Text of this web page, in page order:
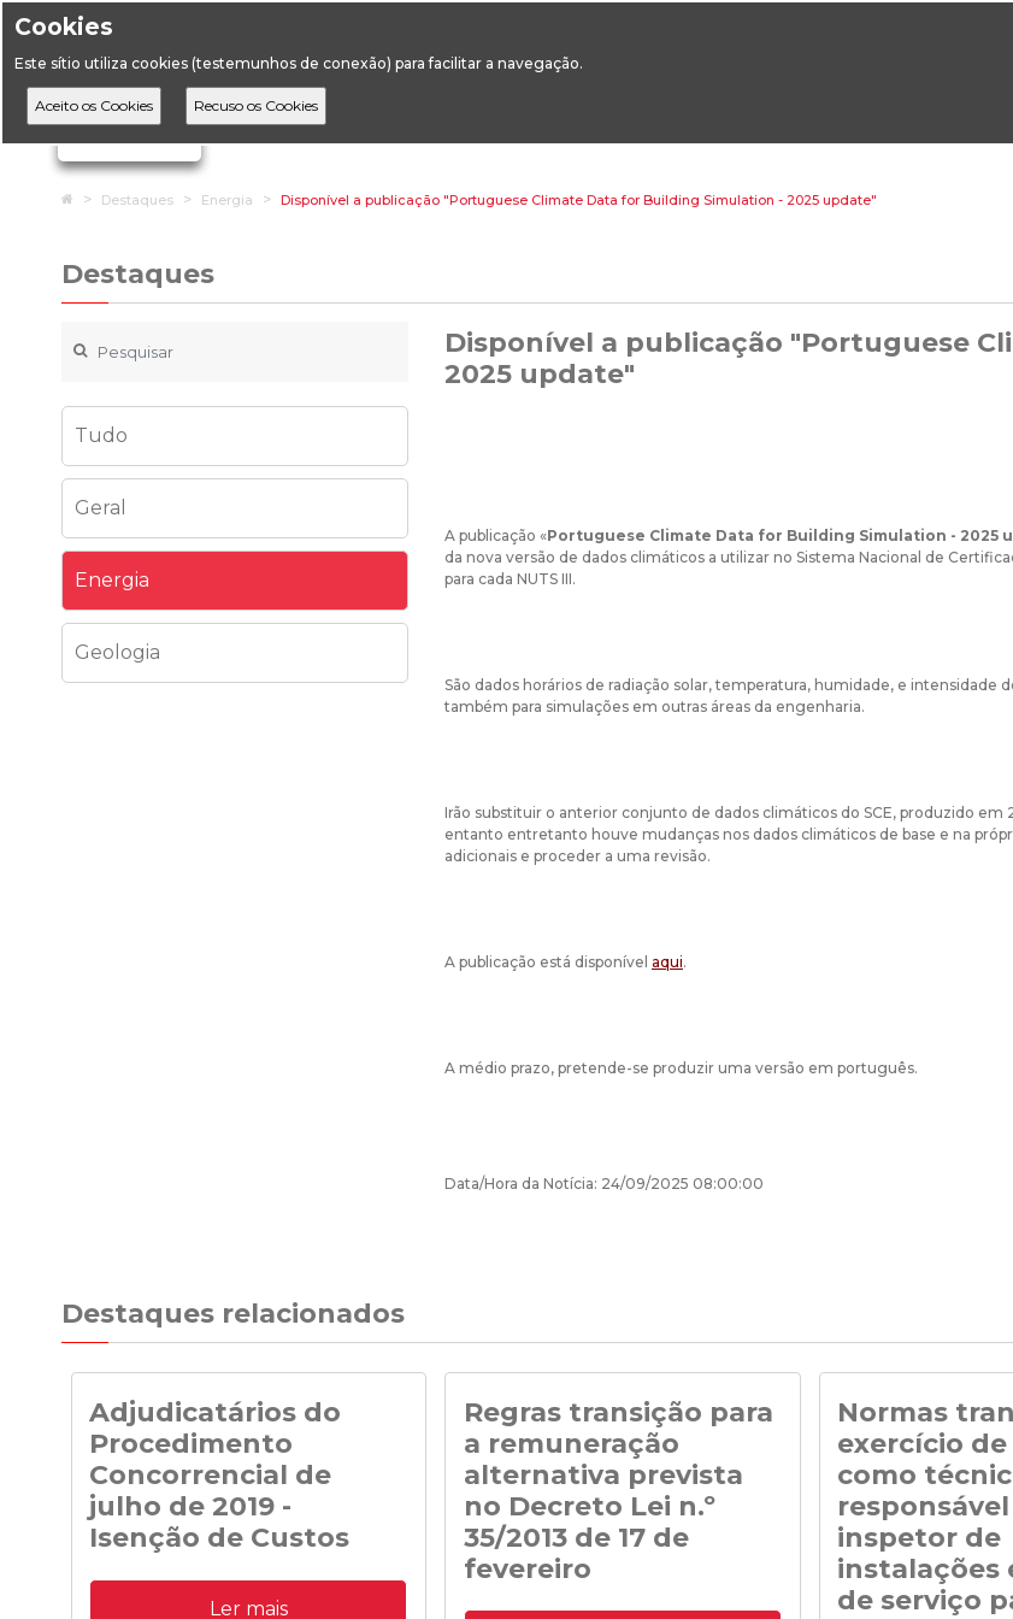
Cookies
Este sítio utiliza cookies (testemunhos de conexão) para facilitar a navegação.
Ignorar links de navegação
HomeDestaques Energia Disponível a publicação "Portuguese Climate Data for Building Simulation - 2025 update"
Destaques
Tudo
Geral
Energia
Geologia
Disponível a publicação "Portuguese
2025 update"
A publicação «Portuguese Climate Data for Building Simulation - 2025
da nova versão de dados climáticos a utilizar no Sistema Nacional de
para cada NUTS III.
São dados horários de radiação solar, temperatura, humidade, e
também para simulações em outras áreas da engenharia.
Irão substituir o anterior conjunto de dados climáticos do SCE, produzido
entanto entretanto houve mudanças nos dados climáticos de base e na
adicionais e proceder a uma revisão.
A publicação está disponível aqui.
A médio prazo, pretende-se produzir uma versão em português.
Data/Hora da Notícia: 24/09/2025 08:00:00
Destaques relacionados
Adjudicatários do
Procedimento
Concorrencial de
julho de 2019 -
Isenção de Custos
Adjudicatários do Procedimento
Concorrencial de julho de 2019 para a
Ler mais
Regras transição para
a remuneração
alternativa prevista
no Decreto Lei n.º
35/2013 de 17 de
fevereiro
Normas
exercício
como
inspetor de
instalações
de serviço